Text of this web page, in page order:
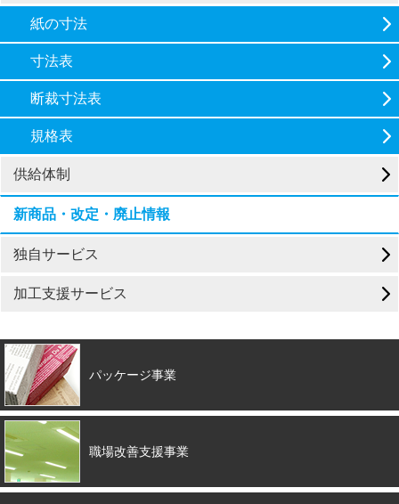
紙の寸法
寸法表
断裁寸法表
規格表
供給体制
新商品・改定・廃止情報
独自サービス
加工支援サービス
パッケージ事業
職場改善支援事業